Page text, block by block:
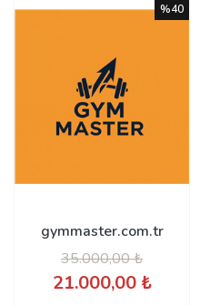
gymmaster.com.tr
35.000,00 ₺
21.000,00 ₺
%40